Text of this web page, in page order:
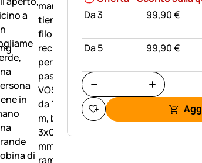
Da 3
statt:
99,90€
Da 5 statt:
99,90€